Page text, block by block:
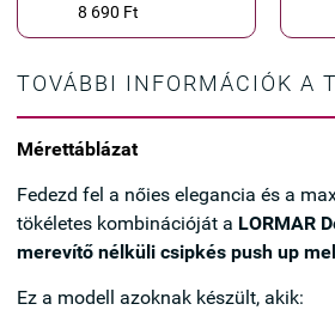
8 690 Ft
TOVÁBBI INFORMÁCIÓK A
Mérettáblázat
Fedezd fel a nőies elegancia és a
tökéletes kombinációját a LORMAR
merevítő nélküli csipkés push up
Ez a modell azoknak készült, akik: